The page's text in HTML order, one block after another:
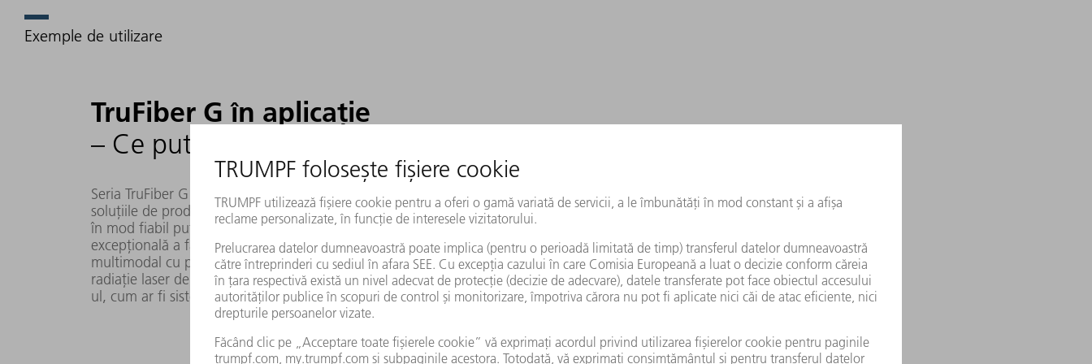
Exemple de utilizare
TruFiber G în aplicație
– Ce puteți aștepta
Seria TruFiber G este alegerea ideală pentru toți cei care își proiectează singuri
soluțiile de producție. Fie că este vorba de debitare sau sudare, laserele furnizează
în mod fiabil puterea necesară pentru mașinile dumneavoastră. Și asta cu o calitate
excepțională a fasciculului de până la 3 kW monomodal sau ca laser cu fibră
multimodal cu puteri de până la 12 kW. Cu TruFiber G, vă puteți baza pe o sursă de
radiație laser de înaltă calitate și competitivă, care este compatibilă și cu hardware-
ul, cum ar fi sistemul optic de focalizare de la furnizori terți.